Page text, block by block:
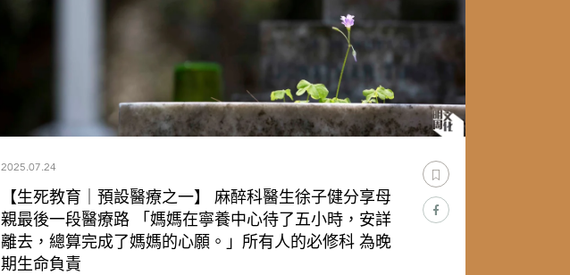
2025.07.24
【生死教育｜預設醫療之一】 麻醉科醫生徐子健分享母
親最後一段醫療路 「媽媽在寧養中心待了五小時，安詳
離去，總算完成了媽媽的心願。」所有人的必修科 為晚
期生命負責